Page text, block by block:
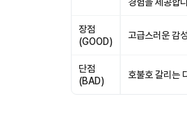
장점
(GOOD)
고급스러운 감
단점
(BAD)
호불호 갈리는